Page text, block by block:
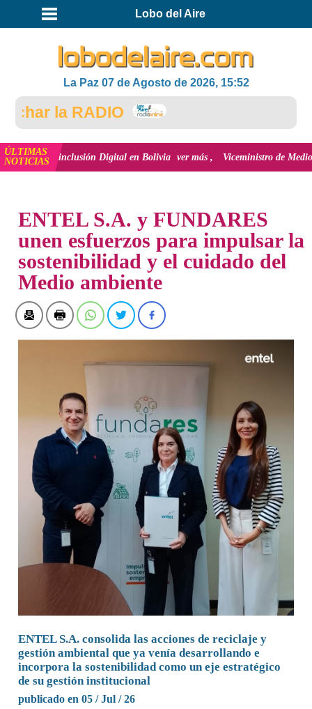
Lobo del Aire
La Paz 07 de Agosto de 2026, 15:52
la RADIO
ÚLTIMAS
NOTICIAS
y la inclusión Digital en Bolivia ver más Viceministro de Medio
ENTEL S.A. y FUNDARES
unen esfuerzos para impulsar la
sostenibilidad y el cuidado del
Medio ambiente
ENTEL S.A. consolida las acciones de reciclaje y
gestión ambiental que ya venía desarrollando e
incorpora la sostenibilidad como un eje estratégico
de su gestión institucional
publicado en 05 / Jul / 26